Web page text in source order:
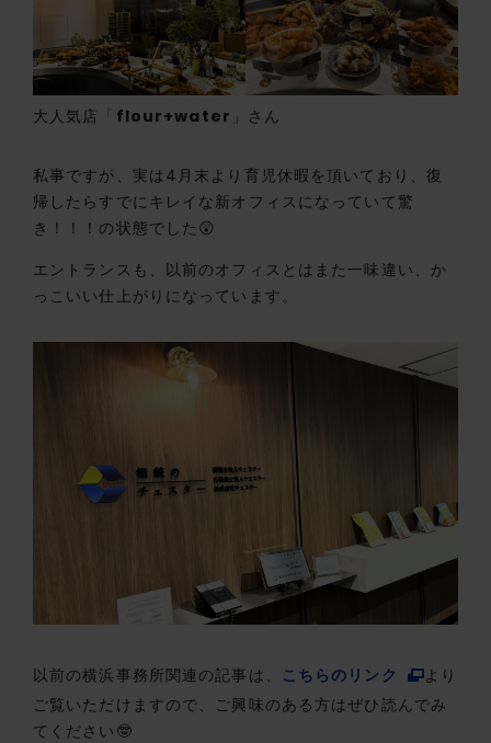
大人気店「 flour+water 」さん
私事ですが、実は4月末より育児休暇を頂いており、復
帰したらすでにキレイな新オフィスになっていて驚
き！！！の状態でした😲
エントランスも、以前のオフィスとはまた一味違い、か
っこいい仕上がりになっています。
以前の横浜事務所関連の記事は、 こちらのリンク
より
ご覧いただけますので、ご興味のある方はぜひ読んでみ
てください🤓